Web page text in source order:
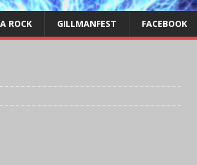
ROCK GILLMANFEST FACEBOOK